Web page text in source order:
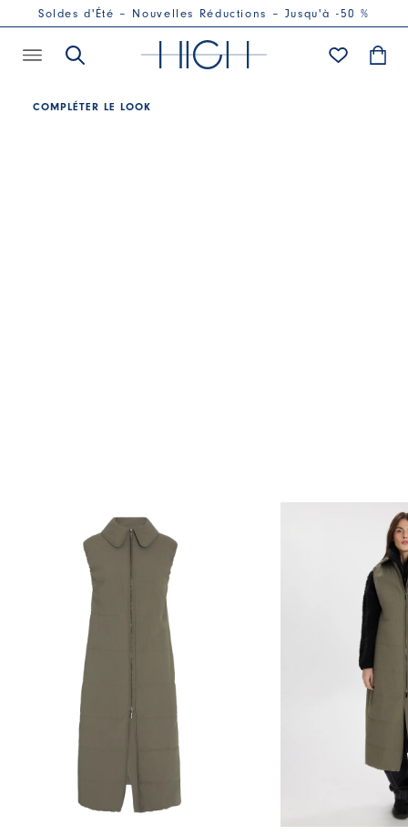
Soldes d'Été – Nouvelles Réductions – Jusqu'à -50 %
COMPLÉTER LE LOOK